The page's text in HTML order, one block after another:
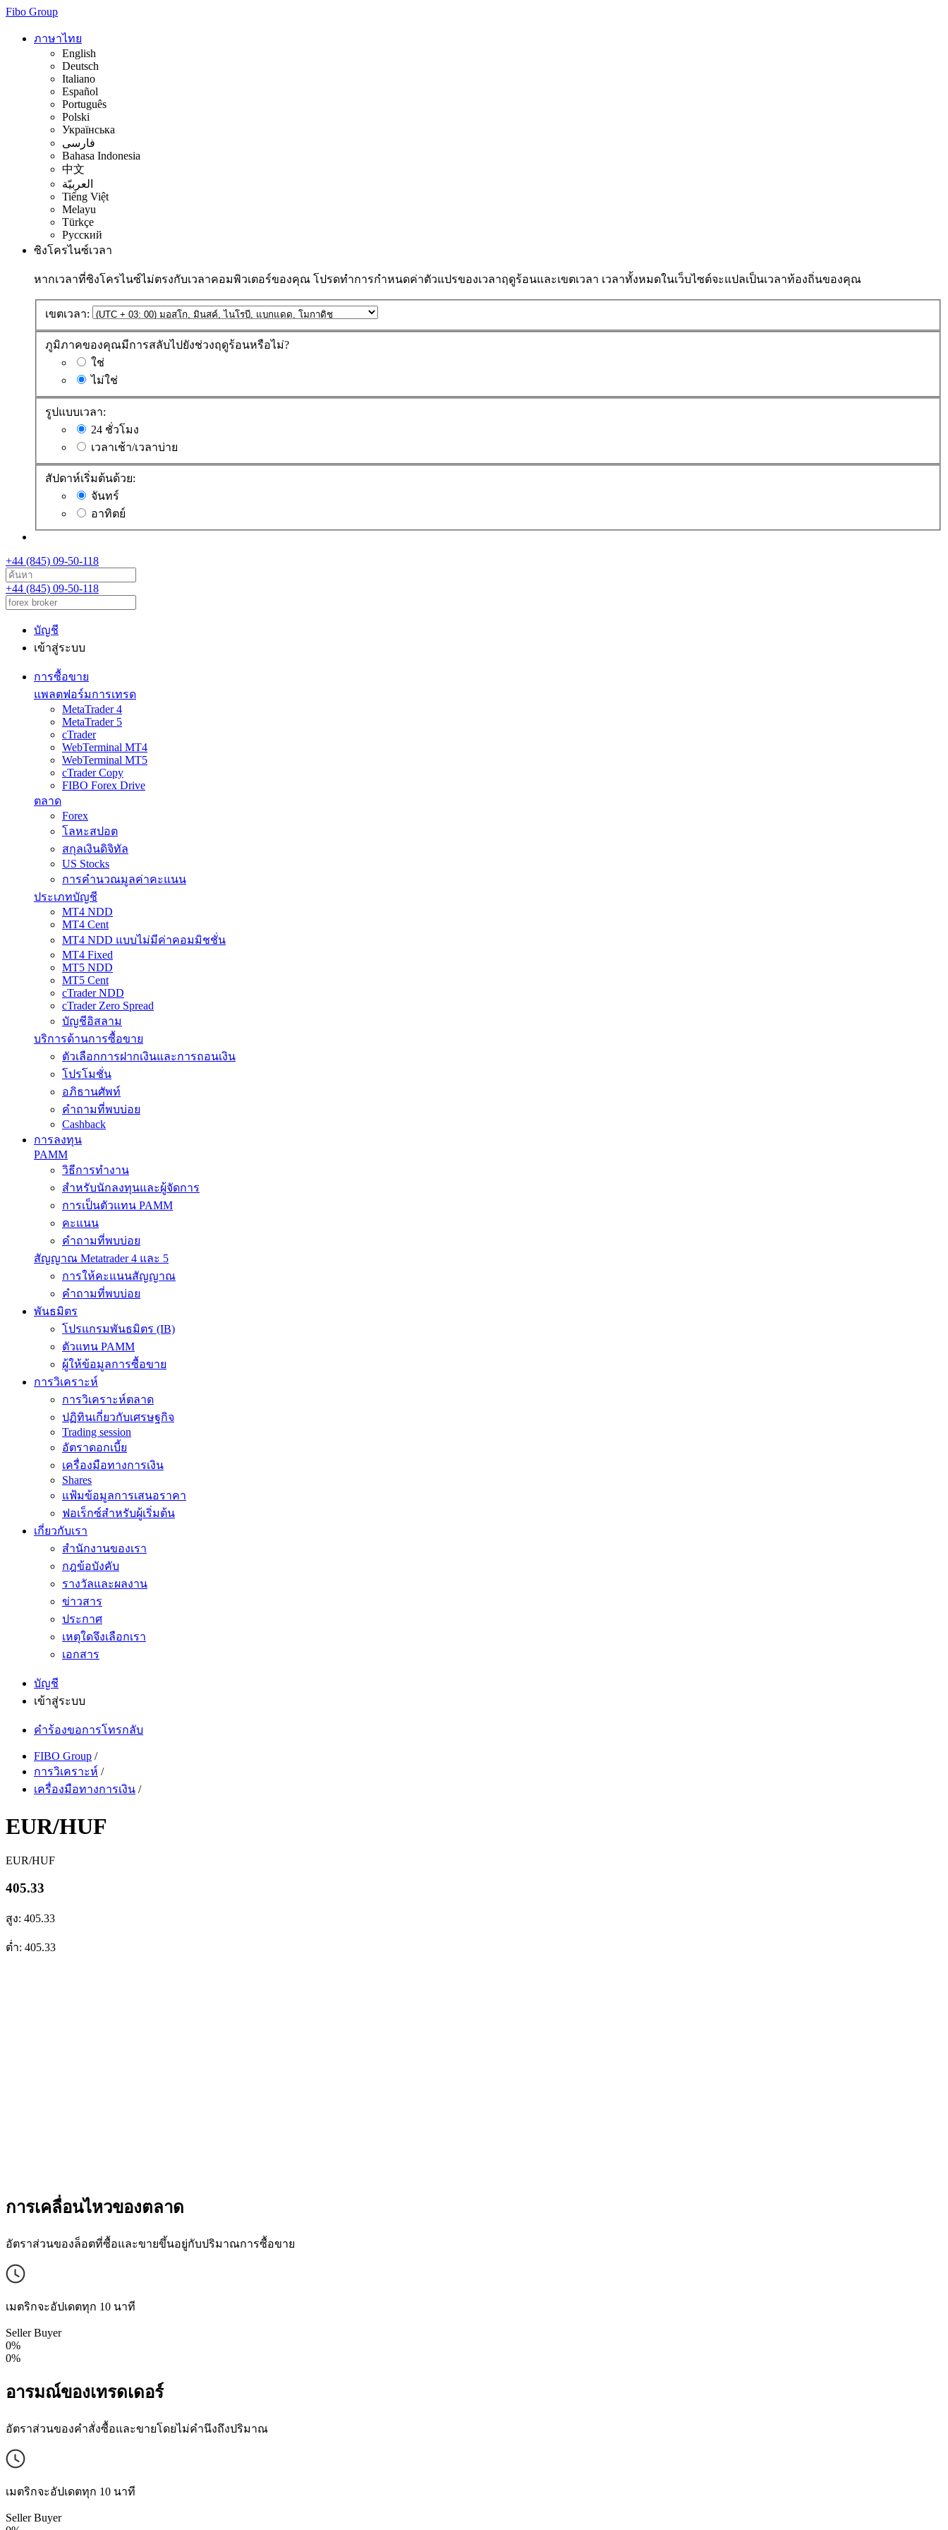
Fibo Group
ภาษาไทย
English
Deutsch
Italiano
Español
Português
Polski
Українська
فارسی
Bahasa Indonesia
中文
العربيّة
Tiếng Việt
Melayu
Türkçe
Русский
ซิงโครไนซ์เวลา
หากเวลาที่ซิงโครไนซ์ไม่ตรงกับเวลาคอมพิวเตอร์ของคุณ โปรดทำการกำหนดค่าตัวแปรของเวลาฤดูร้อนและเขตเวลา เวลาทั้งหมดในเว็บไซต์จะแปลเป็นเวลาท้องถิ่นของคุณ
เขตเวลา:
ภูมิภาคของคุณมีการสลับไปยังช่วงฤดูร้อนหรือไม่?
ใช่
ไม่ใช่
รูปแบบเวลา:
24 ชั่วโมง
เวลาเช้า/เวลาบ่าย
สัปดาห์เริ่มต้นด้วย:
จันทร์
อาทิตย์
+44 (845) 09-50-118
+44 (845) 09-50-118
บัญชี
เข้าสู่ระบบ
การซื้อขาย
แพลตฟอร์มการเทรด
MetaTrader 4
MetaTrader 5
cTrader
WebTerminal MT4
WebTerminal MT5
cTrader Copy
FIBO Forex Drive
ตลาด
Forex
โลหะสปอต
สกุลเงินดิจิทัล
US Stocks
การคำนวณมูลค่าคะแนน
ประเภทบัญชี
MT4 NDD
MT4 Cent
MT4 NDD แบบไม่มีค่าคอมมิชชั่น
MT4 Fixed
MT5 NDD
MT5 Cent
cTrader NDD
cTrader Zero Spread
บัญชีอิสลาม
บริการด้านการซื้อขาย
ตัวเลือกการฝากเงินและการถอนเงิน
โปรโมชั่น
อภิธานศัพท์
คำถามที่พบบ่อย
Cashback
การลงทุน
PAMM
วิธีการทำงาน
สำหรับนักลงทุนและผู้จัดการ
การเป็นตัวแทน PAMM
คะแนน
คำถามที่พบบ่อย
สัญญาณ Metatrader 4 และ 5
การให้คะแนนสัญญาณ
คำถามที่พบบ่อย
พันธมิตร
โปรแกรมพันธมิตร (IB)
ตัวแทน PAMM
ผู้ให้ข้อมูลการซื้อขาย
การวิเคราะห์
การวิเคราะห์ตลาด
ปฏิทินเกี่ยวกับเศรษฐกิจ
Trading session
อัตราดอกเบี้ย
เครื่องมือทางการเงิน
Shares
แฟ้มข้อมูลการเสนอราคา
ฟอเร็กซ์สำหรับผู้เริ่มต้น
เกี่ยวกับเรา
สำนักงานของเรา
กฎข้อบังคับ
รางวัลและผลงาน
ข่าวสาร
ประกาศ
เหตุใดจึงเลือกเรา
เอกสาร
บัญชี
เข้าสู่ระบบ
คำร้องขอการโทรกลับ
FIBO Group /
การวิเคราะห์ /
เครื่องมือทางการเงิน /
EUR/HUF
EUR/HUF
405.33
สูง: 405.33
ต่ำ: 405.33
การเคลื่อนไหวของตลาด
อัตราส่วนของล็อตที่ซื้อและขายขึ้นอยู่กับปริมาณการซื้อขาย
เมตริกจะอัปเดตทุก 10 นาที
Seller Buyer
0%
0%
อารมณ์ของเทรดเดอร์
อัตราส่วนของคำสั่งซื้อและขายโดยไม่คำนึงถึงปริมาณ
เมตริกจะอัปเดตทุก 10 นาที
Seller Buyer